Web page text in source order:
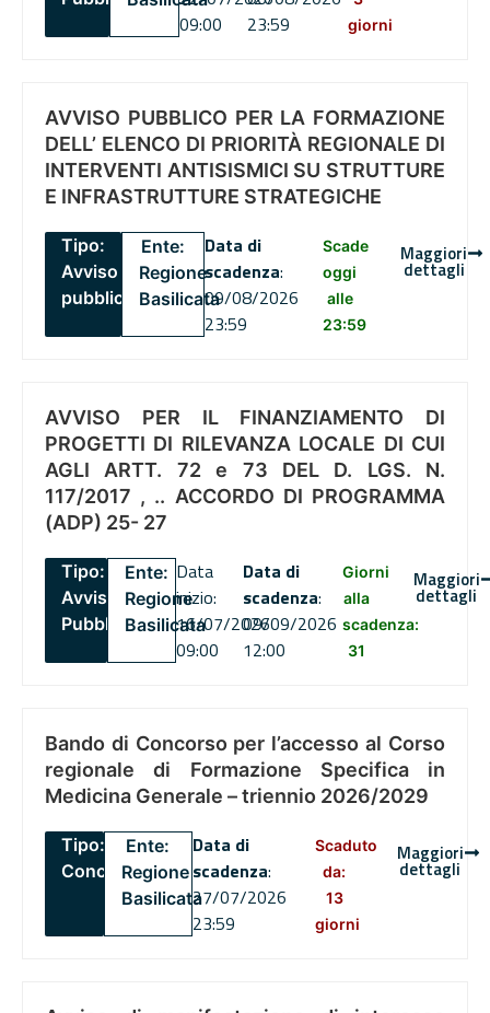
09:00
23:59
giorni
AVVISO PUBBLICO PER LA FORMAZIONE
DELL’ ELENCO DI PRIORITÀ REGIONALE DI
INTERVENTI ANTISISMICI SU STRUTTURE
E INFRASTRUTTURE STRATEGICHE
Tipo:
Avviso
pubblico
Ente:
Regione
Basilicata
Data di
scadenza:
09/08/2026
23:59
Scade
oggi
alle
23:59
Maggiori
dettagli
AVVISO PER IL FINANZIAMENTO DI
PROGETTI DI RILEVANZA LOCALE DI CUI
AGLI ARTT. 72 e 73 DEL D. LGS. N.
117/2017 , .. ACCORDO DI PROGRAMMA
(ADP) 25- 27
Tipo:
Avviso
Pubblico
Ente:
Regione
Basilicata
Data
inizio:
16/07/2026
09:00
Data di
scadenza:
09/09/2026
12:00
Giorni
alla
scadenza:
31
Maggiori
dettagli
Bando di Concorso per l’accesso al Corso
regionale di Formazione Specifica in
Medicina Generale – triennio 2026/2029
Tipo:
Concorsi
Ente:
Regione
Basilicata
Data di
scadenza:
27/07/2026
23:59
Scaduto
da:
13
giorni
Maggiori
dettagli